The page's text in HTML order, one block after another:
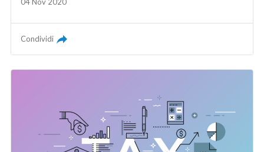
Condividi